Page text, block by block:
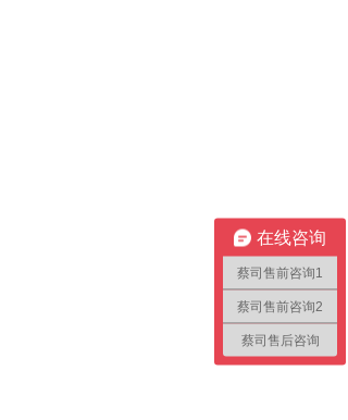
在线咨询
蔡司售前咨询1
蔡司售前咨询2
蔡司售后咨询